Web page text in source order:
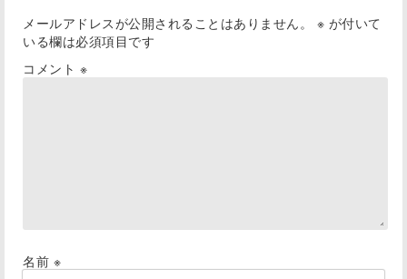
メールアドレスが公開されることはありません。 ※ が付いて
いる欄は必須項目です
コメント ※
名前 ※